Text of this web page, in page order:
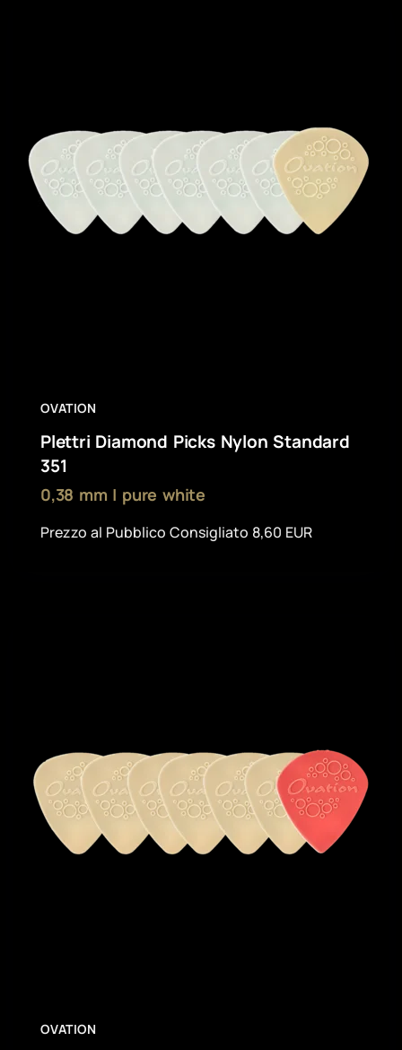
OVATION
Plettri Diamond Picks Nylon Standard
351
0,38 mm | pure white
Prezzo al Pubblico Consigliato 8,60 EUR
OVATION